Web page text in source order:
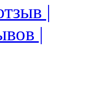
|
|